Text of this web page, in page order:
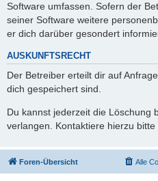
Software umfassen. Sofern der
seiner Software weitere
er dich darüber gesondert
AUSKUNFTSRECHT
Der Betreiber erteilt dir auf
dich gespeichert sind.
Du kannst jederzeit die Löschung
verlangen. Kontaktiere hierzu bitte
Foren-Übersicht Alle